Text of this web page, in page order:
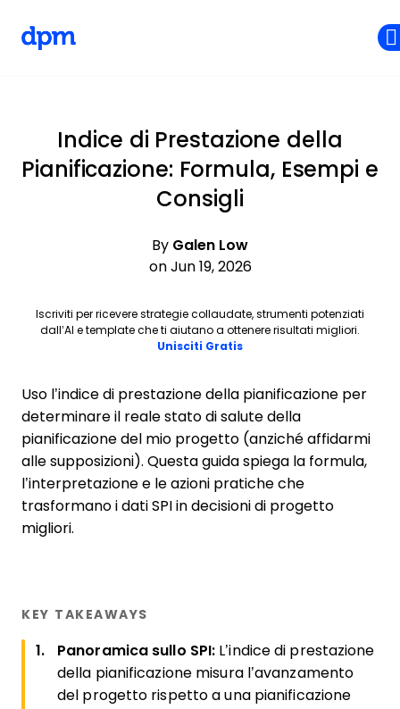
Indice di Prestazione della
Pianificazione: Formula, Esempi e
Consigli
By Galen Low
on Jun 19, 2026
Iscriviti per ricevere strategie collaudate, strumenti potenziati
dall’AI e template che ti aiutano a ottenere risultati migliori.
Unisciti GratisOpens new window
Uso l’indice di prestazione della pianificazione per
determinare il reale stato di salute della
pianificazione del mio progetto (anziché affidarmi
alle supposizioni). Questa guida spiega la formula,
l’interpretazione e le azioni pratiche che
trasformano i dati SPI in decisioni di progetto
migliori.
KEY TAKEAWAYS
Panoramica sullo SPI: L’indice di prestazione
della pianificazione misura l’avanzamento
del progetto rispetto a una pianificazione